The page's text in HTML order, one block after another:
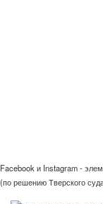
Facebook и Instagram -
(по решению Тверского